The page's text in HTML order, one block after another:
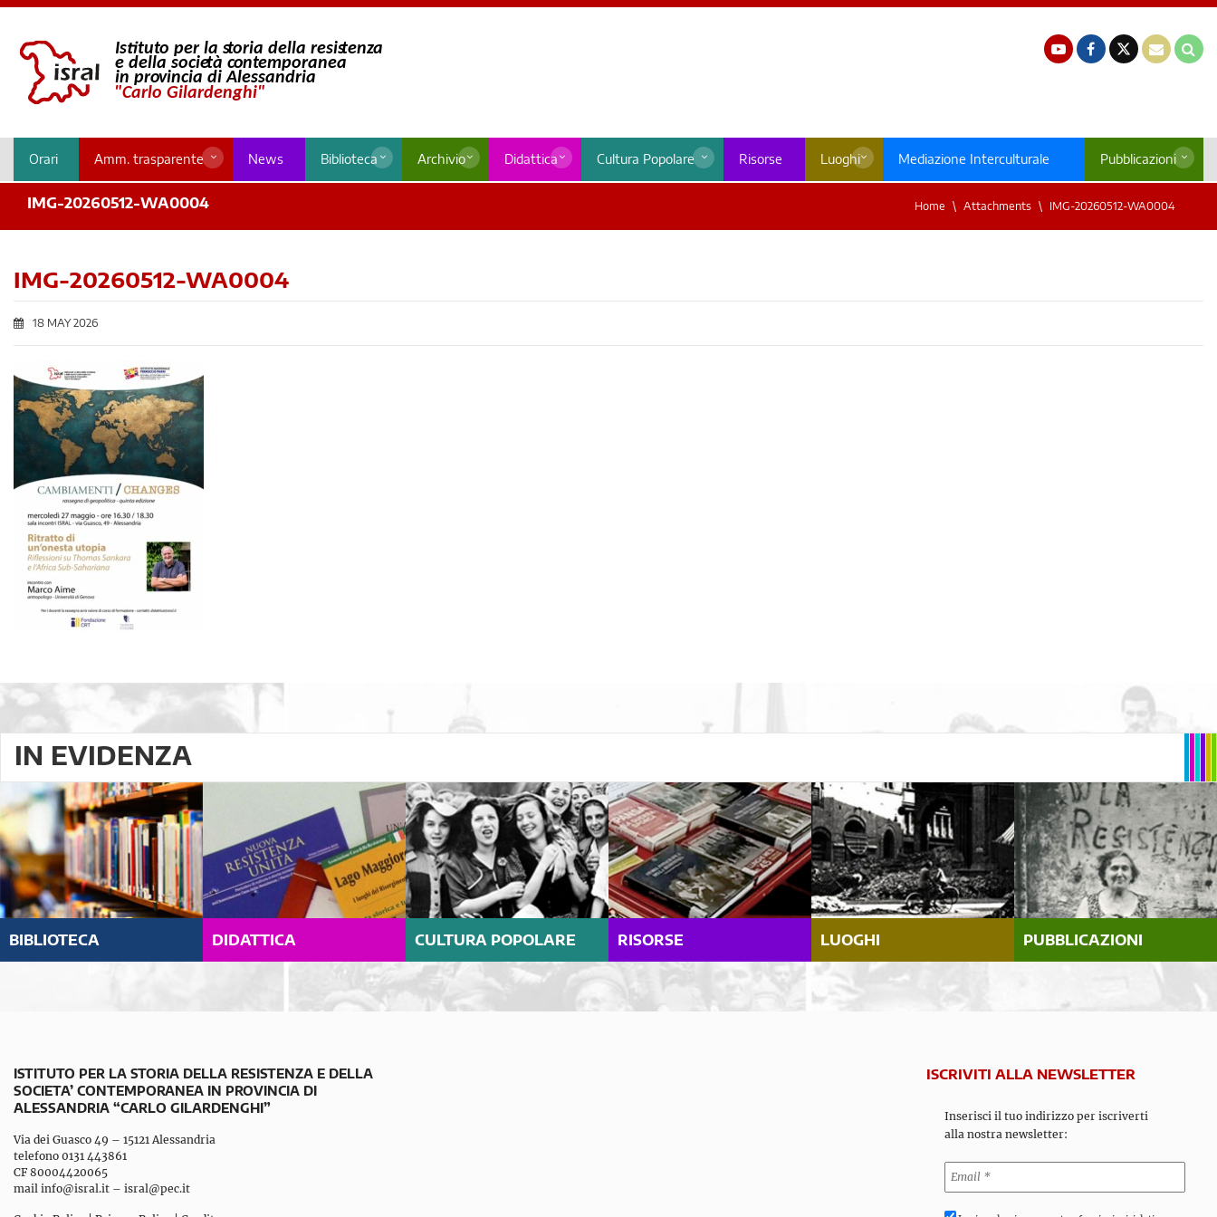
Orari Amm. trasparente News Biblioteca Archivio Didattica Cultura Popolare Risorse Luoghi Mediazione Interculturale Pubblicazioni
IMG-20260512-WA0004 Home Attachments IMG-20260512-WA0004
IMG-20260512-WA0004
18 MAY 2026
IN EVIDENZA
BIBLIOTECA DIDATTICA CULTURA POPOLARE RISORSE LUOGHI PUBBLICAZIONI
ISTITUTO PER LA STORIA DELLA RESISTENZA E DELLA
SOCIETA’ CONTEMPORANEA IN PROVINCIA DI
ALESSANDRIA “CARLO GILARDENGHI”
Via dei Guasco 49 – 15121 Alessandria
telefono 0131 443861
CF 80004420065
mail info@isral.it – isral@pec.it
ISCRIVITI ALLA NEWSLETTER
Inserisci il tuo indirizzo per iscriverti
alla nostra newsletter: